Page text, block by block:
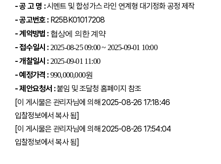
- 공 고 명 :시멘트 및 합성가스 라인 연계형 대기정화 공정 제작
- 공고번호 : R25BK01017208
- 계약방법 :협상에 의한 계약
- 접수일시 :2025-08-25 09:00 ~ 2025-09-01 10:00
- 개찰일시 :2025-09-01 11:00
- 예정가격 :990,000,000원
- 제안요청서 :붙임 및 조달청 홈페이지 참조
[이 게시물은 관리자님에 의해 2025-08-26 17:18:46
입찰정보에서 복사 됨]
[이 게시물은 관리자님에 의해 2025-08-26 17:54:04
입찰정보에서 복사 됨]